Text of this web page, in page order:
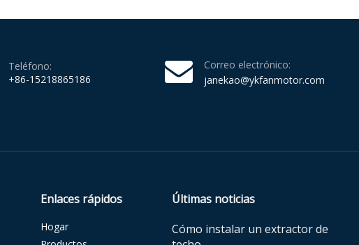
Teléfono:
+86-15218865186
Correo electrónico:
janekao@ykfanmotor.com
Enlaces rápidos
Hogar
Últimas noticias
Cómo instalar un extractor de